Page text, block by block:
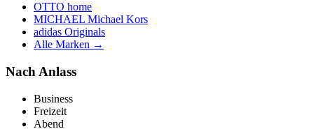
OTTO home
MICHAEL Michael Kors
adidas Originals
Alle Marken →
Nach Anlass
Business
Freizeit
Abend